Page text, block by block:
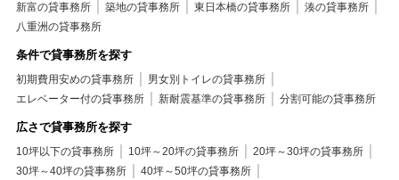
新富の貸事務所
築地の貸事務所 東日本橋の貸事務所
湊の貸事務所
八重洲の貸事務所
条件で貸事務所を探す
初期費用安めの貸事務所
男女別トイレの貸事務所
エレベーター付の貸事務所
新耐震基準の貸事務所 分割可能の貸事務所
広さで貸事務所を探す
10坪以下の貸事務所 10坪～20坪の貸事務所
20坪～30坪の貸事務所
30坪～40坪の貸事務所
40坪～50坪の貸事務所